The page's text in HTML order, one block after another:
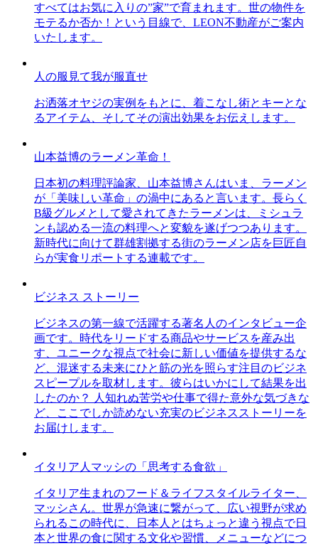
すべてはお気に入りの”家”で育まれます。世の物件を
モテるか否か！という目線で、LEON不動産がご案内
いたします。
人の服見て我が服直せ
お洒落オヤジの実例をもとに、着こなし術とキーとな
るアイテム、そしてその演出効果をお伝えします。
山本益博のラーメン革命！
日本初の料理評論家、山本益博さんはいま、ラーメン
が「美味しい革命」の渦中にあると言います。長らく
B級グルメとして愛されてきたラーメンは、ミシュラ
ンも認める一流の料理へと変貌を遂げつつあります。
新時代に向けて群雄割拠する街のラーメン店を巨匠自
らが実食リポートする連載です。
ビジネス ストーリー
ビジネスの第一線で活躍する著名人のインタビュー企
画です。時代をリードする商品やサービスを産み出
す、ユニークな視点で社会に新しい価値を提供するな
ど、混迷する未来にひと筋の光を照らす注目のビジネ
スピープルを取材します。彼らはいかにして結果を出
したのか？ 人知れぬ苦労や仕事で得た意外な気づきな
ど、ここでしか読めない充実のビジネスストーリーを
お届けします。
イタリア人マッシの「思考する食欲」
イタリア生まれのフード＆ライフスタイルライター、
マッシさん。世界が急速に繋がって、広い視野が求め
られるこの時代に、日本人とはちょっと違う視点で日
本と世界の食に関する文化や習慣、メニューなどにつ